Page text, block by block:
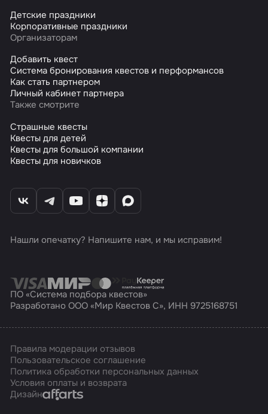
Детские праздники
Корпоративные праздники
Организаторам
Добавить квест
Система бронирования квестов и перформансов
Как стать партнером
Личный кабинет партнера
Также смотрите
Страшные квесты
Квесты для детей
Квесты для большой компании
Квесты для новичков
Нашли опечатку? Напишите нам, и мы исправим!
ПО «Система подбора квестов»
Разработано ООО «Мир Квестов С», ИНН 9725168751
Правила модерации отзывов
Пользовательское соглашение
Политика обработки персональных данных
Условия оплаты и возврата
ДизайнAffarts